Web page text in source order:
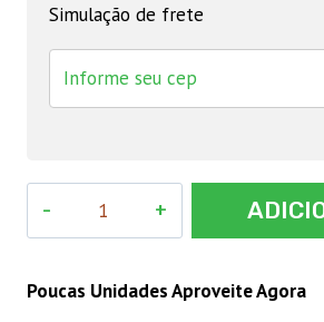
Simulação de frete
10
Poucas Unidades Aproveite Agora